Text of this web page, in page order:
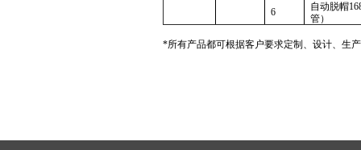
6 自动脱帽
管）
*所有产品都可根据客户要求定制、 设计、生产